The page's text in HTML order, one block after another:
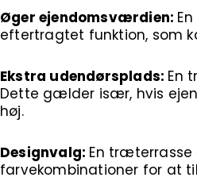
Øger ejendomsværdien:
eftertragtet funktion, som
Ekstra udendørsplads: En
Dette gælder især, hvis
høj.
Designvalg: En
farvekombinationer for at